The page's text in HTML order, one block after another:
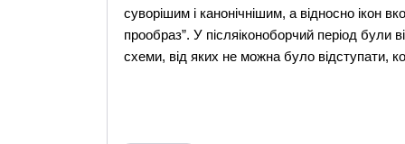
суворішим і канонічнішим, а відносно ікон
прообраз”. У післяіконоборчий період були
схеми, від яких не можна було відступати,